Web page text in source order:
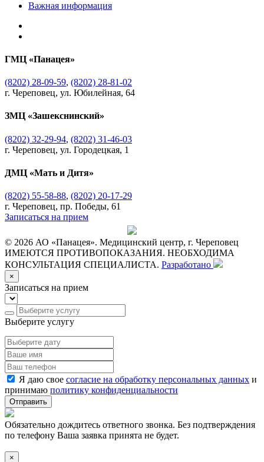
Важная информация
ГМЦ «Панацея»
(8202) 28-09-59, (8202) 28-81-02
г. Череповец, ул. Юбилейная, 64
ЗМЦ «Зашекснинский»
(8202) 32-29-94, (8202) 31-46-03
г. Череповец, ул. Городецкая, 1
ДМЦ «Мать и Дитя»
(8202) 55-58-88, (8202) 20-17-29
г. Череповец, пр. Победы, 61
Записаться на прием
© 2026 АО «Панацея». Медицинский центр, г. Череповец
ИМЕЮТСЯ ПРОТИВОПОКАЗАНИЯ. НЕОБХОДИМА
КОНСУЛЬТАЦИЯ СПЕЦИАЛИСТА. Разработано
×
Записаться на прием
Выберите услугу
Я даю свое согласие на обработку персональных данных и
принимаю политику конфиденциальности
Отправить
Обязательно дождитесь ответного звонка. Без подтверждения
по телефону Ваша заявка принята не будет.
×